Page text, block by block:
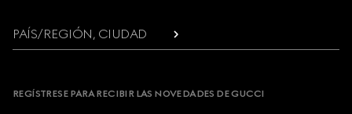
PAÍS/REGIÓN, CIUDAD
REGÍSTRESE PARA RECIBIR LAS NOVEDADES DE GUCCI